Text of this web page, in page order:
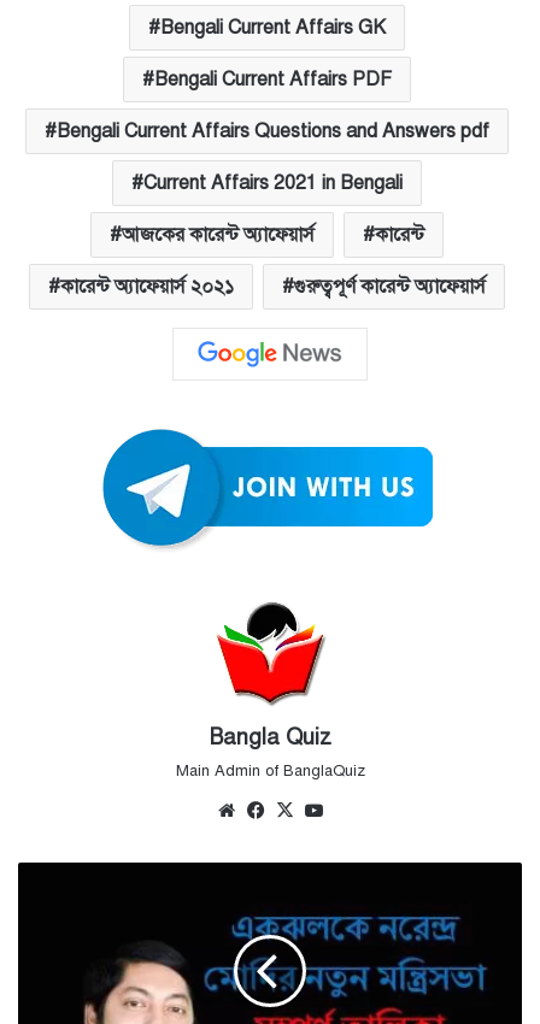
Bengali Current Affairs GK
Bengali Current Affairs PDF
Bengali Current Affairs Questions and Answers pdf
Current Affairs 2021 in Bengali
আজকের কারেন্ট অ্যাফেয়ার্স কারেন্ট
কারেন্ট অ্যাফেয়ার্স ২০২১ গুরুত্বপূর্ণ কারেন্ট অ্যাফেয়ার্স
Bangla Quiz
Main Admin of BanglaQuiz
WebsiteFacebook
X